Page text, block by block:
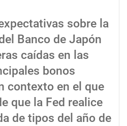
sobre la
Banco de Japón
caídas en las
bonos
contexto en el que
que la Fed realice
de tipos del año de